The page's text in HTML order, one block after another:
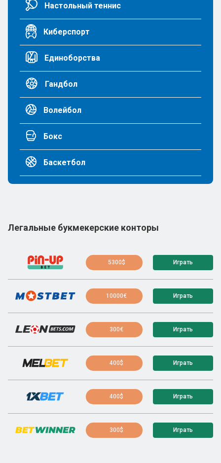
Настольный теннис
Киберспорт
Единоборства
Гандбол
Волейбол
Бокс
Баскетбол
Легальные букмекерские конторы
5300$ Играть
10000€ Играть
300€ Играть
400$ Играть
400$ Играть
300$ Играть